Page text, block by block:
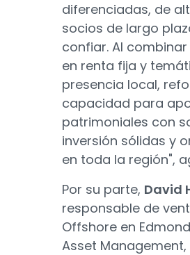
diferenciadas, de
socios de largo
confiar. Al
en renta fija y
presencia local,
capacidad para
patrimoniales con
inversión sólidas y
en toda la región",
Por su parte, David
responsable de
Offshore en
Asset